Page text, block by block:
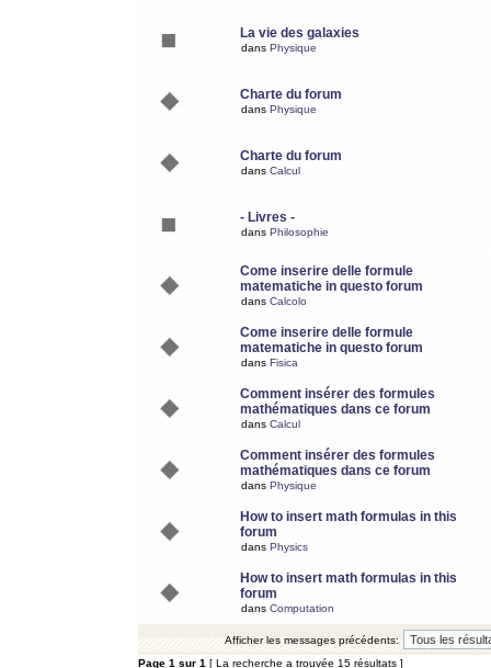
La vie des galaxies
dans Physique
Charte du forum
dans Physique
Charte du forum
dans Calcul
- Livres -
dans Philosophie
Come inserire delle formule
matematiche in questo forum
dans Calcolo
Come inserire delle formule
matematiche in questo forum
dans Fisica
Comment insérer des formules
mathématiques dans ce forum
dans Calcul
Comment insérer des formules
mathématiques dans ce forum
dans Physique
How to insert math formulas in this
forum
dans Physics
How to insert math formulas in this
forum
dans Computation
Afficher les messages précédents:
Page 1 sur 1 [ La recherche a trouvée 15 résultats ]